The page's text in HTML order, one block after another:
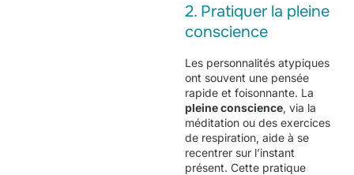
2. Pratiquer la pleine
conscience
Les personnalités atypiques
ont souvent une pensée
rapide et foisonnante. La
pleine conscience, via la
méditation ou des exercices
de respiration, aide à se
recentrer sur l’instant
présent. Cette pratique